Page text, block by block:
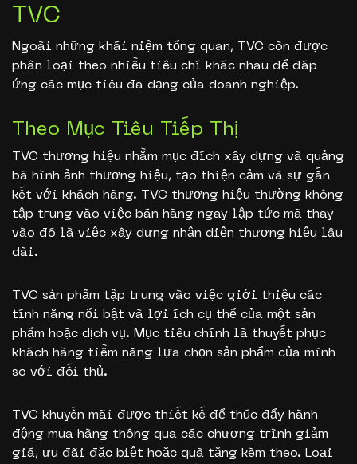
TVC
Ngoài những khái niệm tổng quan, TVC còn được
phân loại theo nhiều tiêu chí khác nhau để đáp
ứng các mục tiêu đa dạng của doanh nghiệp.
Theo Mục Tiêu Tiếp Thị
TVC thương hiệu nhằm mục đích xây dựng và quảng
bá hình ảnh thương hiệu, tạo thiện cảm và sự gắn
kết với khách hàng. TVC thương hiệu thường không
tập trung vào việc bán hàng ngay lập tức mà thay
vào đó là việc xây dựng nhận diện thương hiệu lâu
dài.
TVC sản phẩm tập trung vào việc giới thiệu các
tính năng nổi bật và lợi ích cụ thể của một sản
phẩm hoặc dịch vụ. Mục tiêu chính là thuyết phục
khách hàng tiềm năng lựa chọn sản phẩm của mình
so với đối thủ.
TVC khuyến mãi được thiết kế để thúc đẩy hành
động mua hàng thông qua các chương trình giảm
giá, ưu đãi đặc biệt hoặc quà tặng kèm theo. Loại